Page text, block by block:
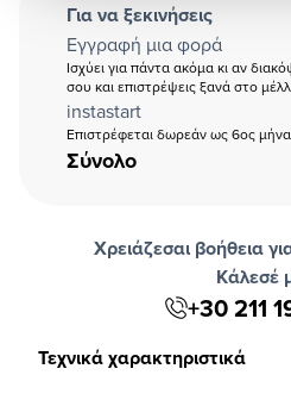
Για να ξεκινήσεις
Εγγραφή μια φορά
Ισχύει για πάντα ακόμα κι αν
σου και επιστρέψεις ξανά στο
instastart
Επιστρέφεται δωρεάν ως 6ος
Σύνολο
Χρειάζεσαι βοήθεια
Κάλεσέ
+30 211
Τεχνικά χαρακτηριστικά